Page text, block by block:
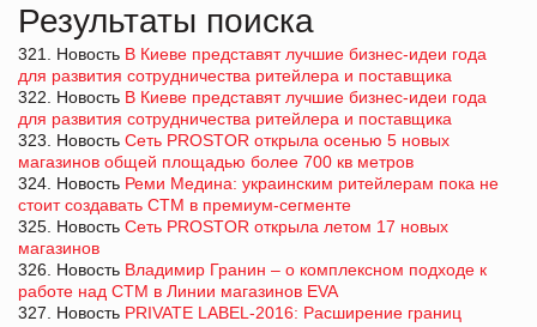
Результаты поиска
321. Новость В Киеве представят лучшие бизнес-идеи года
для развития сотрудничества ритейлера и поставщика
322. Новость В Киеве представят лучшие бизнес-идеи года
для развития сотрудничества ритейлера и поставщика
323. Новость Cеть PROSTOR открыла осенью 5 новых
магазинов общей площадью более 700 кв метров
324. Новость Реми Медина: украинским ритейлерам пока не
стоит создавать СТМ в премиум-сегменте
325. Новость Сеть PROSTOR открыла летом 17 новых
магазинов
326. Новость Владимир Гранин – о комплексном подходе к
работе над СТМ в Линии магазинов EVA
327. Новость PRIVATE LABEL-2016: Расширение границ